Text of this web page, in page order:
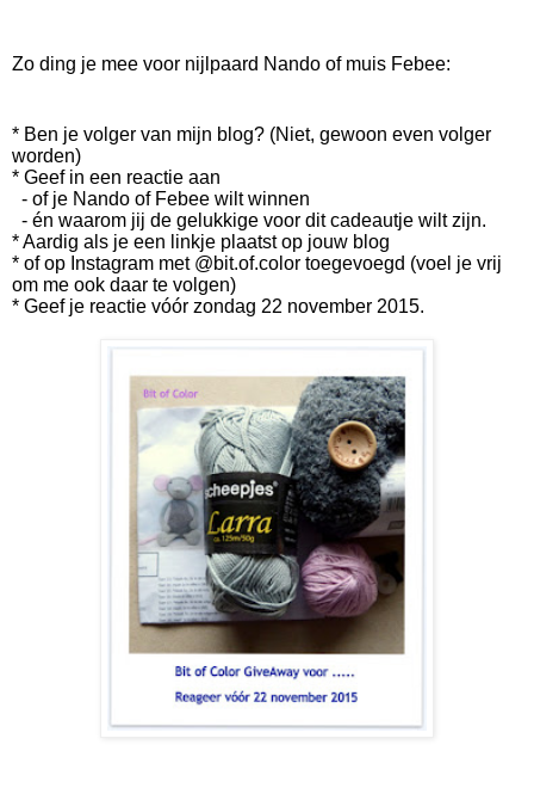
Zo ding je mee voor nijlpaard Nando of muis Febee:
* Ben je volger van mijn blog? (Niet, gewoon even volger
worden)
* Geef in een reactie aan
- of je Nando of Febee wilt winnen
- én waarom jij de gelukkige voor dit cadeautje wilt zijn.
* Aardig als je een linkje plaatst op jouw blog
* of op Instagram met @bit.of.color toegevoegd (voel je vrij
om me ook daar te volgen)
* Geef je reactie vóór zondag 22 november 2015.